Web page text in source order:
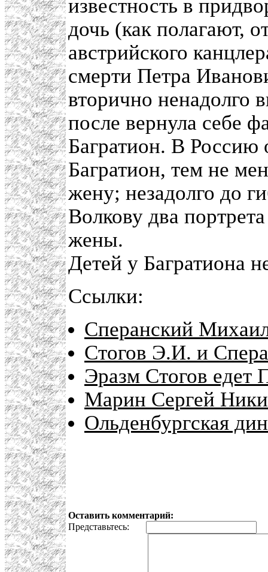
известность в
дочь (как полагают,
австрийского
смерти Петра
вторично ненадолго
после вернула себе
Багратион. В Россию
Багратион, тем не
жену; незадолго до
Волкову два
жены.
Детей у Багратиона
Ссылки:
Сперанский
Стогов Э.И. и
Эразм Стогов едет
Марин Сергей
Ольденбургская
Оставить комментарий:
Представьтесь: